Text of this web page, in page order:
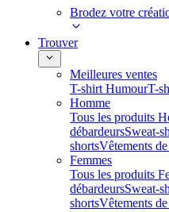
Brodez votre
Trouver
Meilleures ventes
T-shirt HumourT-
Homme
Tous les produits
débardeursSweat-
shortsVêtements
Femmes
Tous les produits
débardeursSweat-
shortsVêtements